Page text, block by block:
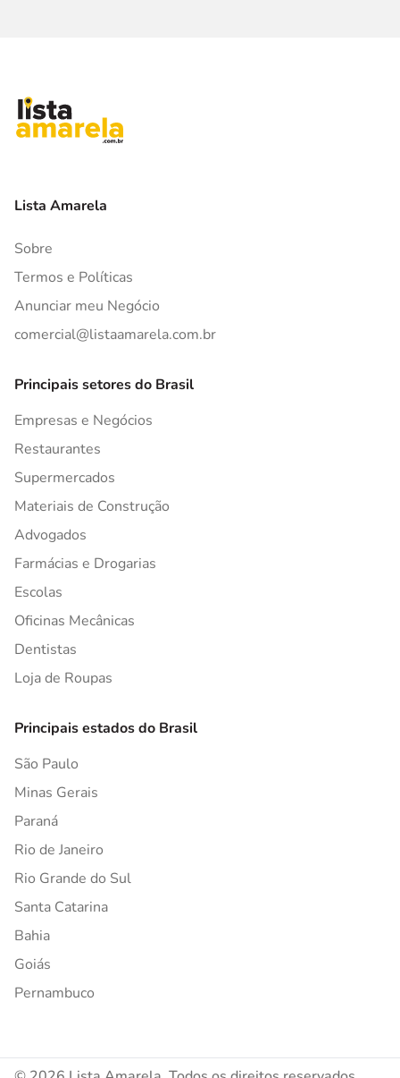
Lista Amarela
Sobre
Termos e Políticas
Anunciar meu Negócio
comercial@listaamarela.com.br
Principais setores do Brasil
Empresas e Negócios
Restaurantes
Supermercados
Materiais de Construção
Advogados
Farmácias e Drogarias
Escolas
Oficinas Mecânicas
Dentistas
Loja de Roupas
Principais estados do Brasil
São Paulo
Minas Gerais
Paraná
Rio de Janeiro
Rio Grande do Sul
Santa Catarina
Bahia
Goiás
Pernambuco